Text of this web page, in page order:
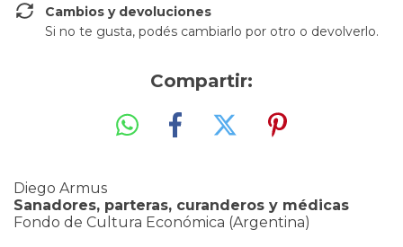
Cambios y devoluciones
Si no te gusta, podés cambiarlo por otro o devolverlo.
Compartir:
Diego Armus
Sanadores, parteras, curanderos y médicas
Fondo de Cultura Económica (Argentina)